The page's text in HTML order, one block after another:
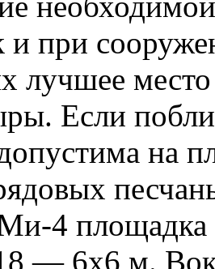
и при
лучшее
Если
допустима на
Ми-4
— 6x6 м.